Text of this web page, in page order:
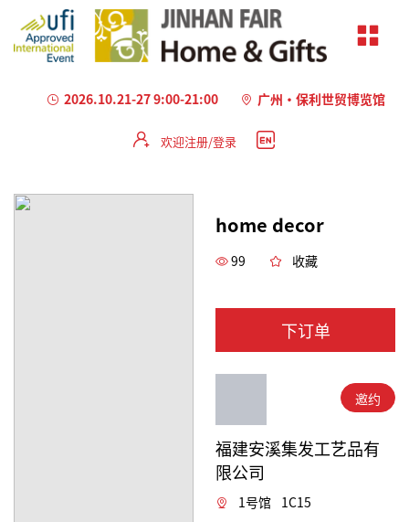
2026.10.21-27 9:00-21:00 广州·保利世贸博览馆
欢迎注册/登录
失
home decor
99 收藏
下订单
邀约
福建安溪集发工艺品有
限公司
1号馆 1C15